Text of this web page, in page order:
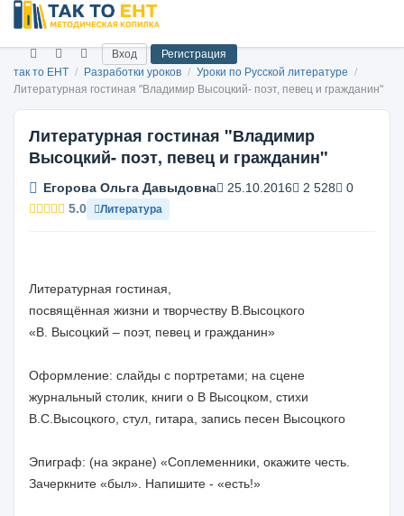
Вход
Регистрация
так то ЕНТ / Разработки уроков / Уроки по Русской литературе /
Литературная гостиная "Владимир Высоцкий- поэт, певец и гражданин"
Литературная гостиная "Владимир
Высоцкий- поэт, певец и гражданин"
Егорова Ольга Давыдовна 25.10.2016 2 528
0
5.0
Литература
Литературная гостиная,
посвящённая жизни и творчеству В.Высоцкого
«В. Высоцкий – поэт, певец и гражданин»
Оформление: слайды с портретами; на сцене
журнальный столик, книги о В Высоцком, стихи
В.С.Высоцкого, стул, гитара, запись песен Высоцкого
Эпиграф: (на экране) «Соплеменники, окажите честь.
Зачеркните «был». Напишите - «есть!»